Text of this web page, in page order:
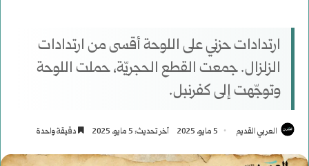
ارتدادات حزني على اللوحة أقسى من ارتدادات
الزلزال. جمعت القطع الحجريّة، حملت اللوحة
وتوجّهت إلى كفرنبل.
العربي القديم 5 مايو، 2025 آخر تحديث: 5 مايو، 2025 دقيقة واحدة